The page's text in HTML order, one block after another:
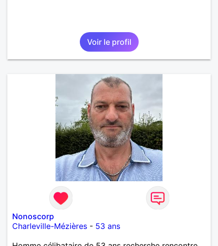
Voir le profil
Nonoscorp
Charleville-Mézières - 53 ans